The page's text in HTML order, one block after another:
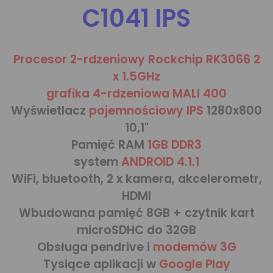
C1041 IPS
Procesor 2-rdzeniowy Rockchip RK3066 2
x 1.5GHz
grafika 4-rdzeniowa MALI 400
Wyświetlacz pojemnościowy IPS 1280x800
10,1"
Pamięć RAM 1GB DDR3
system ANDROID 4.1.1
WiFi, bluetooth, 2 x kamera, akcelerometr,
HDMI
Wbudowana pamięć 8GB + czytnik kart
microSDHC do 32GB
Obsługa pendrive i modemów 3G
Tysiące aplikacji w Google Play